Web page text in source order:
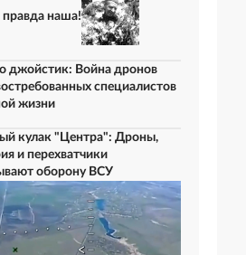
правда наша!
джойстик: Война дронов
специалистов
жизни
кулак "Центра": Дроны,
и перехватчики
оборону ВСУ